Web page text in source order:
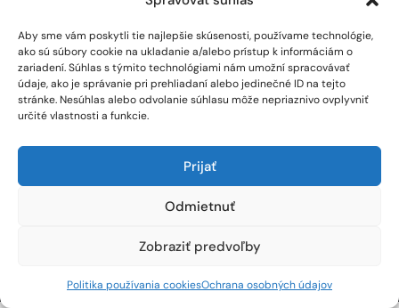
Aby sme vám poskytli tie najlepšie skúsenosti, používame technológie,
ako sú súbory cookie na ukladanie a/alebo prístup k informáciám o
zariadení. Súhlas s týmito technológiami nám umožní spracovávať
údaje, ako je správanie pri prehliadaní alebo jedinečné ID na tejto
stránke. Nesúhlas alebo odvolanie súhlasu môže nepriaznivo ovplyvniť
určité vlastnosti a funkcie.
Prijať
Odmietnuť
Zobraziť predvoľby
Politika používania cookiesOchrana osobných údajov
Politika používania cookies
Mapa
Lignotesting, a. s. © 2024 | Všetky práva vyhradené. | Vytvoril: Marek Heinfarth.